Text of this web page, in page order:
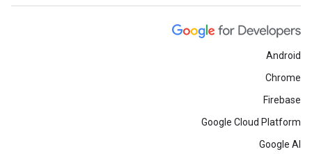
Android
Chrome
Firebase
Google Cloud Platform
Google AI